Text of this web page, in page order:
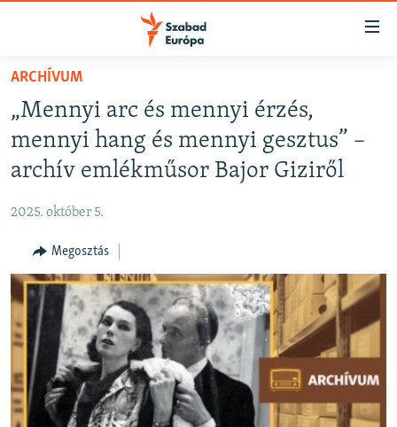
Akadálymentes
Ugrás
fő
oldalra
tartalomjegyzékre
keresésre
AKTUÁLIS
PODCASTOK
ELEMZŐ
NER15
SZABADON
TÁRSADALOM
DEMOKRÁCIA
A PÉNZ NYOMÁBAN
EURÓPAI UNIÓ
ARCHÍVUM
„Mennyi arc és mennyi érzés,
mennyi hang és mennyi gesztus” –
archív emlékműsor Bajor Giziről
2025. október 5.
Megosztás
FELIRATKOZÁS